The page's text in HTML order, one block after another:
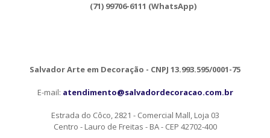
(71) 99706-6111 (WhatsApp)
Salvador Arte em Decoração - CNPJ 13.993.595/0001-75
E-mail: atendimento@salvadordecoracao.com.br
Estrada do Côco, 2821 - Comercial Mall, Loja 03
Centro - Lauro de Freitas - BA - CEP 42702-400